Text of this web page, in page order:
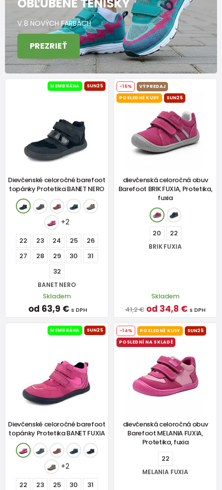
OBĽÚBENÉ TENISKY
V 8 NOVÝCH FARBÁCH
PREZRIEŤ
MEMBRÁNA SUN25
Dievčenské celoročné barefoot
topánky Protetika BANET NERO
+2
22 23 24 25
26
27
28 29 30
31
32
BANET NERO
Skladem
od 63,9 € s DPH
-16%
VÝPREDAJ
POSLEDNÉ KUSY
SUN25
dievčenská celoročná obuv
Barefoot BRIK FUXIA, Protetika,
fuxia
20 22
BRIK FUXIA
Skladem
41,2 € od 34,8 € s DPH
MEMBRÁNA SUN25
Dievčenské celoročné barefoot
topánky Protetika BANET FUXIA
+2
22 23 25 30
31
-14% POSLEDNÉ KUSY
SUN25
POSLEDNÍ NA SKLADĚ
dievčenská celoročná obuv
Barefoot MELANIA FUXIA,
Protetika, fuxia
22
MELANIA FUXIA